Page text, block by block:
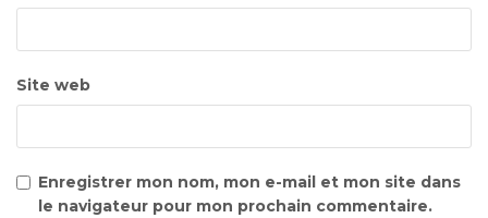
Site web
Enregistrer mon nom, mon e-mail et mon site dans
le navigateur pour mon prochain commentaire.